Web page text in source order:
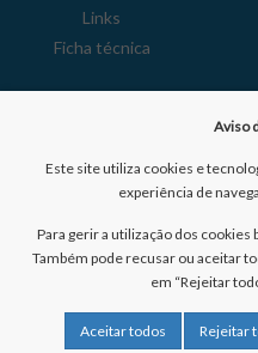
Links
Ficha técnica
41041435
Aviso
Este site utiliza cookies e
experiência de
Para gerir a utilização dos cookies
Também pode recusar ou aceitar
em “Rejeitar
Aceitar todos Rejeitar